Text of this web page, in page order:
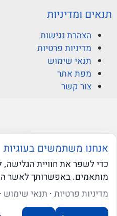
תנאים ומדיניות
הצהרת נגישות
מדיניות פרטיות
תנאי שימוש
מפת אתר
צור קשר
© ברקוביץ
אנחנו משתמשים בעוגיות
כדי לשפר את חוויית הגלישה,
מותאמים. באפשרותך לאשר
מדיניות פרטיות · תנאי שימוש ·